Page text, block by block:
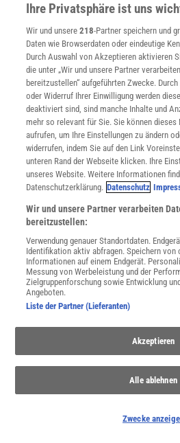
WEITERE NEUERSCHEINUNGEN
Spektrum.de-
JETZT
mit Ihren personenbezogenen Daten finden Sie in
SERVICES
Newsletter
Kontakt
Spektrum Shop
Im Handel kaufen
Verträge kündigen
INFO
Ihre Privatsphäre ist uns
Wir und unsere218-Partner speichern und
Daten wie Browserdaten oder eindeutige
Durch Auswahl von Akzeptieren aktivieren
die unter „Wir und unsere Partner
bereitzustellen“ aufgeführten Zwecke.
oder Widerruf Ihrer Einwilligung werden
deaktiviert sind, sind manche Inhalte und
mehr so relevant für Sie. Sie können dieses
aufrufen, um Ihre Einstellungen zu ändern
widerrufen, indem Sie auf den Link
unteren Rand der Webseite klicken. Ihre
unseres Website. Weitere Informationen
Datenschutzerklärung. Datenschutz
Wir und unsere Partner verarbeiten
bereitzustellen:
Verwendung genauer Standortdaten.
Identifikation aktiv abfragen. Speichern von
Informationen auf einem Endgerät.
Messung von Werbeleistung und der
Zielgruppenforschung sowie Entwicklung
Angeboten.
Liste der Partner (Lieferanten)
Akzeptieren
Alle ablehnen
Zwecke